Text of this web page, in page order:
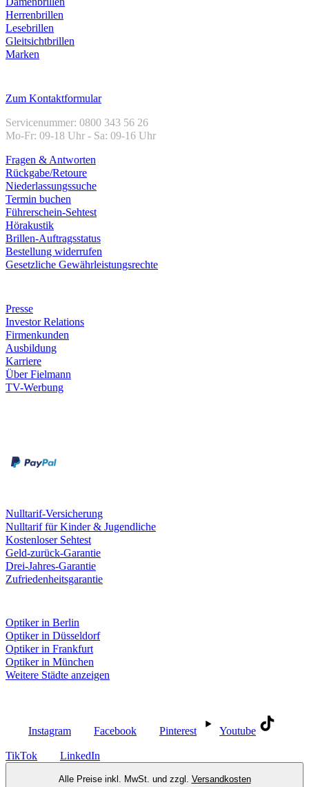
Herrenbrillen
Lesebrillen
Gleitsichtbrillen
Marken
Zum Kontaktformular
Servicenummer: 0800 343 56 26
Mo-Fr: 09-18 Uhr - Sa: 09-16 Uhr
Fragen & Antworten
Rückgabe/Retoure
Niederlassungssuche
Termin buchen
Führerschein-Sehtest
Hörakustik
Brillen-Auftragsstatus
Bestellung widerrufen
Gesetzliche Gewährleistungsrechte
Presse
Investor Relations
Firmenkunden
Ausbildung
Karriere
Über Fielmann
TV-Werbung
Nulltarif-Versicherung
Nulltarif für Kinder & Jugendliche
Kostenloser Sehtest
Geld-zurück-Garantie
Drei-Jahres-Garantie
Zufriedenheitsgarantie
Optiker in Berlin
Optiker in Düsseldorf
Optiker in Frankfurt
Optiker in München
Weitere Städte anzeigen
Instagram Facebook Pinterest Youtube
TikTok LinkedIn
Alle Preise inkl. MwSt. und zzgl. Versandkosten